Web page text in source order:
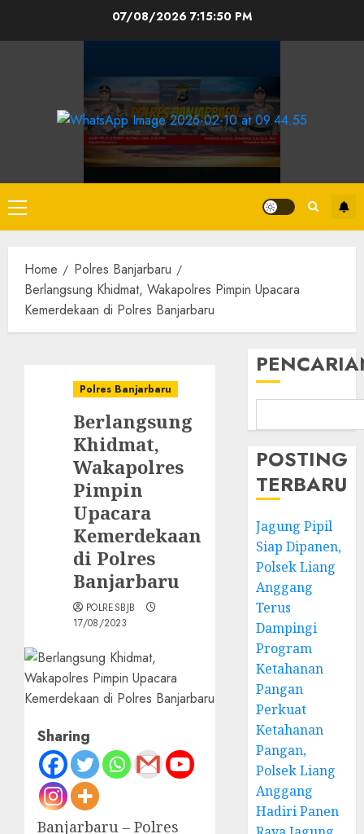
07/08/2026 7:15:50 PM
Home
Polres Banjarbaru
Berlangsung Khidmat, Wakapolres Pimpin Upacara
Kemerdekaan di Polres Banjarbaru
Polres Banjarbaru
Berlangsung
Khidmat,
Wakapolres
Pimpin
Upacara
Kemerdekaan
di Polres
Banjarbaru
POLRESBJB
17/08/2023
Sharing
Banjarbaru – Polres
POSTING
TERBARU
Jagung Pipil
Siap Dipanen,
Polsek Liang
Anggang
Terus
Dampingi
Program
Ketahanan
Pangan
Perkuat
Ketahanan
Pangan,
Polsek Liang
Anggang
Hadiri Panen